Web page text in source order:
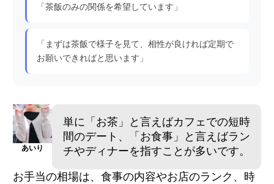
「茶飯のみの関係を希望しています」
「まずは茶飯で様子を見て、相性が良ければ定期で
お願いできればと思います」
あいり
単に「お茶」と言えばカフェでの短時
間のデート、「お食事」と言えばラン
チやディナーを指すことが多いです。
お手当の相場は、食事の内容やお店のランク、時